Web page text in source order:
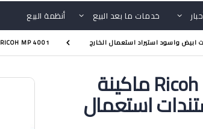
خدمات ما بعد البيع أنظمة البيع
ابيض واسود استيراد استعمال الخارج RICOH MP 4001 ماكينة تصوير مستندات استعمال الخارج
Ricoh MP 4001 ماكينة
استعمال